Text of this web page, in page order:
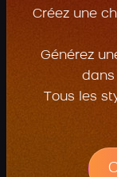
Créez une
Générez
dans
Tous les